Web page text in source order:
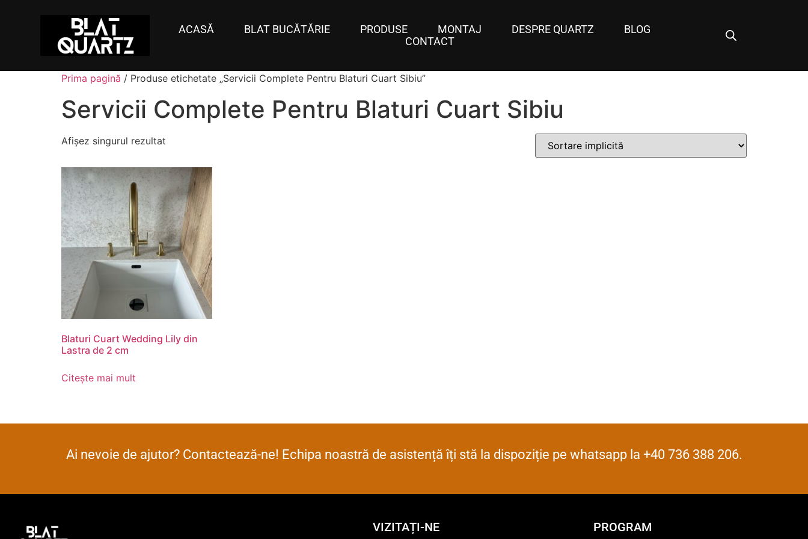
ACASĂ BLAT BUCĂTĂRIE PRODUSE MONTAJ DESPRE QUARTZ
BLOG
CONTACT
Prima pagină / Produse etichetate „Servicii Complete Pentru Blaturi Cuart Sibiu”
Servicii Complete Pentru Blaturi Cuart Sibiu
Afișez singurul rezultat
Blaturi Cuart Wedding Lily din
Lastra de 2 cm
Citește mai mult
Ai nevoie de ajutor? Contactează-ne! Echipa noastră de asistență îți stă la dispoziție pe whatsapp la +40 736 388 206.
VIZITAȚI-NE PROGRAM